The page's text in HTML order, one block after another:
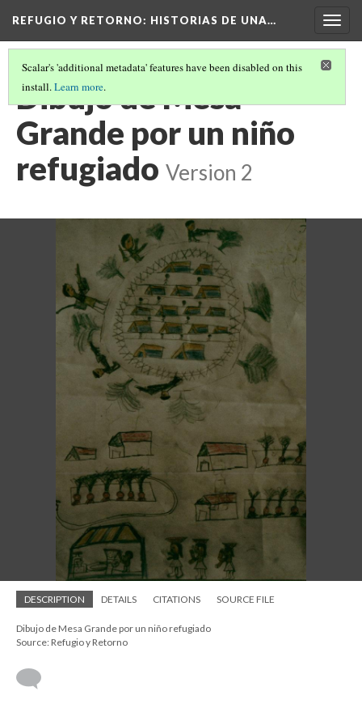
REFUGIO Y RETORNO: HISTORIAS DE UNA…
Scalar's 'additional metadata' features have been disabled on this
install.Learn more.
Dibujo de Mesa
Grande por un niño
refugiado Version 2
DESCRIPTION DETAILS CITATIONS SOURCE FILE
Dibujo de Mesa Grande por un niño refugiado
Source: Refugio y Retorno